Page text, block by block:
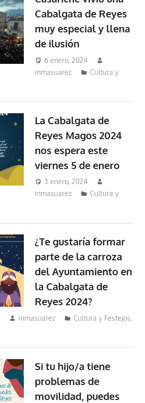
Cabalgata de Reyes
muy especial y llena
de ilusión
6 enero, 2024
inmasuarez
Cultura y
La Cabalgata de
Reyes Magos 2024
nos espera este
viernes 5 de enero
3 enero, 2024
inmasuarez
Cultura y
¿Te gustaría formar
parte de la carroza
del Ayuntamiento en
la Cabalgata de
Reyes 2024?
inmasuarez Cultura y Festejos,
Si tu hijo/a tiene
problemas de
movilidad, puedes